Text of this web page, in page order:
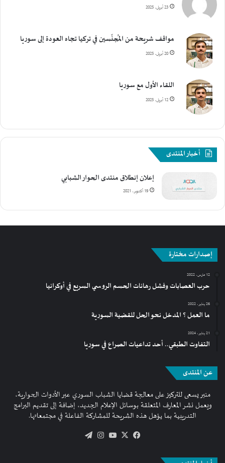
23 أبريل، 2025
مواقف شريحة من المُجنّسين في تركيا تجاه العودة إلى سوريا
20 أبريل، 2025
اللقاء الأول مع سوريا
12 أبريل، 2025
أخبار المنتدى
إعلان إنطلاق منتدى الحوار الشبابي
19 أكتوبر، 2021
إصدارات مختارة
12 مارس، 2022
حرب العصابات وفشل رهانات الحسم الروسي السريع في أوكرانيا
26 يناير، 2022
ما العمل ؟ المدخل نحو الحل للقضية السورية
21 يناير، 2024
التفاوت الطبقي.. أحد تداعيات الصراع في سوريا
عن المنتدى
منبر يسعى للتركيز على معالجة قضايا الشباب السوري عبر الأدوات الحوارية،
ويعمل نشر المعارف المتعلقة بوسائل الإعلام الجديد، إضافة إلى تقديم البرامج
التدريبية بما يؤهل هذه الشريحة للمشاركة الفاعلة في مجتمعاتها.
فيسبوك‫X
‫YouTubeانستقرام